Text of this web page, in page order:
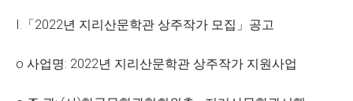
Ⅰ.「2022년 지리산문학관 상주작가 모집」공고
o 사업명: 2022년 지리산문학관 상주작가 지원사업